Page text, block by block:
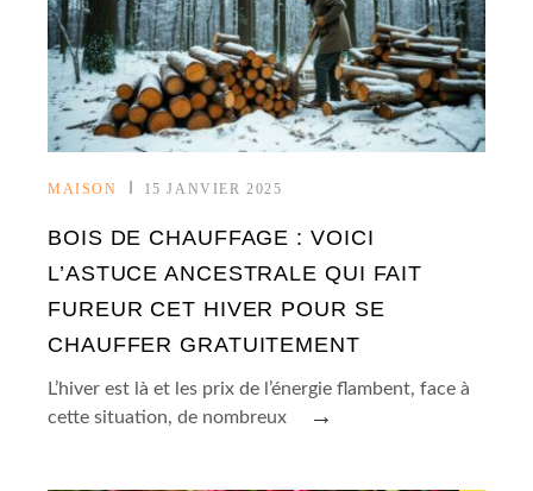
MAISON 15 JANVIER 2025
BOIS DE CHAUFFAGE : VOICI
L’ASTUCE ANCESTRALE QUI FAIT
FUREUR CET HIVER POUR SE
CHAUFFER GRATUITEMENT
L’hiver est là et les prix de l’énergie flambent, face à
cette situation, de nombreux
→